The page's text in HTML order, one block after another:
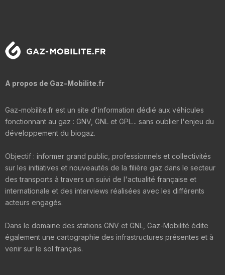
A propos de Gaz-Mobilite.fr
Gaz-mobilite.fr est un site d'information dédié aux véhicules
fonctionnant au gaz : GNV, GNL et GPL... sans oublier l'enjeu du
développement du biogaz.
Objectif : informer grand public, professionnels et collectivités
sur les initiatives et nouveautés de la filière gaz dans le secteur
des transports à travers un suivi de l'actualité française et
internationale et des interviews réalisées avec les différents
acteurs engagés.
Dans le domaine des stations GNV et GNL, Gaz-Mobilité édite
également une cartographie des infrastructures présentes et à
venir sur le sol français.